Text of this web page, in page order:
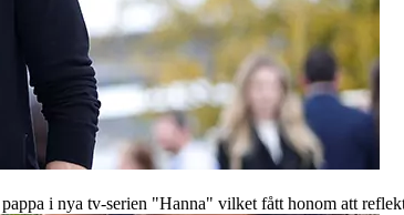
i nya tv-serien "Hanna" vilket fått honom att